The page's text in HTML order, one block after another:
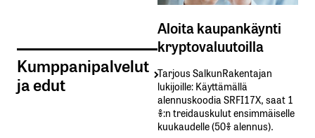
Kumppanipalvelut
ja edut
Aloita kaupankäynti
kryptovaluutoilla
Tarjous SalkunRakentajan
lukijoille: Käyttämällä​ ​
alennuskoodia​ ​SRFI17X,​ ​saat​ ​1
%:n treidauskulut​ ​ensimmäiselle​ ​
kuukaudelle​ ​(50%​ ​alennus).